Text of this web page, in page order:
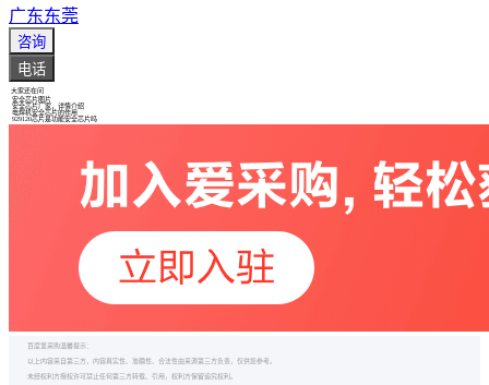
广东东莞
咨询
电话
大家还在问
安全芯片图片
安全芯片厂家，详情介绍
电焊机安全芯片的作用
929120芯片是功能安全芯片吗
百度爱采购温馨提示：
以上内容来自第三方，内容真实性、准确性、合法性由来源第三方负责，仅供您参考。
未经权利方授权许可禁止任何第三方转载、引用，权利方保留追究权利。